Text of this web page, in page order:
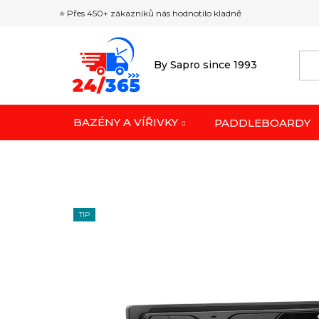
⭐ Přes 450+ zákazníků nás hodnotilo kladně
By Sapro since 1993
BAZÉNY A VÍŘIVKY PADDLEBOARDY
TIP